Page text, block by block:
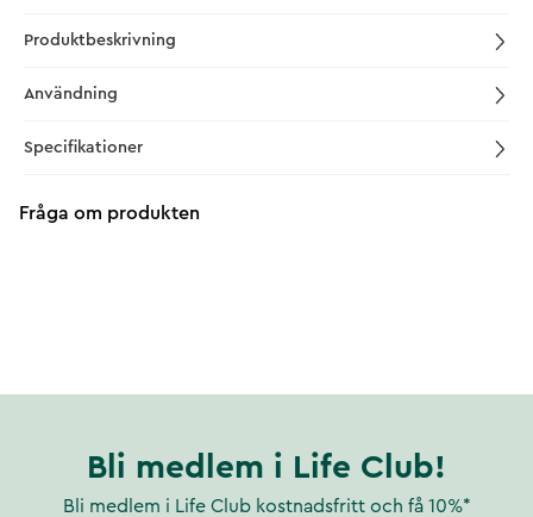
Produktbeskrivning
Användning
Specifikationer
Fråga om produkten
Bli medlem i Life Club!
Bli medlem i Life Club kostnadsfritt och få 10%*